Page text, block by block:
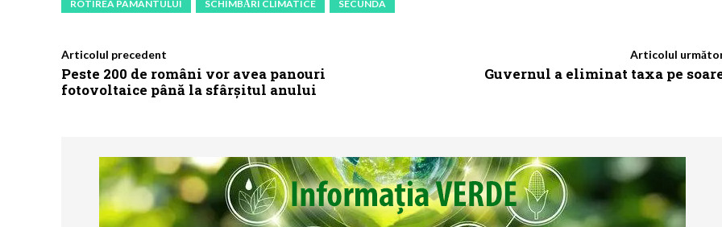
ROTIREA PAMANTULUI SCHIMBĂRI CLIMATICE SECUNDA
Articolul precedent
Peste 200 de români vor avea panouri
fotovoltaice până la sfârșitul anului
Articolul
Guvernul a eliminat taxa pe